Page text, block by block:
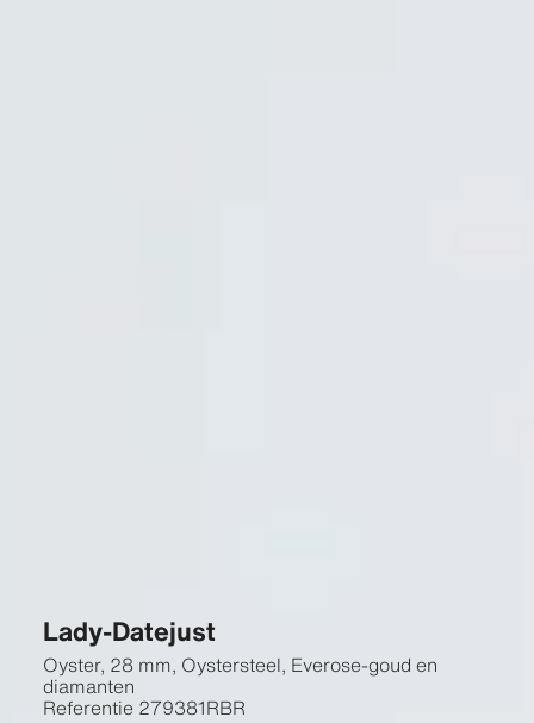
Lady-Datejust
Oyster, 28 mm, Oystersteel, Everose-goud en
diamanten
Referentie 279381RBR